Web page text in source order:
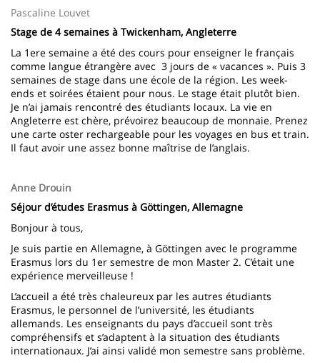
Pascaline Louvet
Stage de 4 semaines à Twickenham, Angleterre
La 1ere semaine a été des cours pour enseigner le français
comme langue étrangère avec 3 jours de « vacances ». Puis 3
semaines de stage dans une école de la région. Les week-
ends et soirées étaient pour nous. Le stage était plutôt bien.
Je n’ai jamais rencontré des étudiants locaux. La vie en
Angleterre est chère, prévoirez beaucoup de monnaie. Prenez
une carte oster rechargeable pour les voyages en bus et train.
Il faut avoir une assez bonne maîtrise de l’anglais.
Anne Drouin
Séjour d’études Erasmus à Göttingen, Allemagne
Bonjour à tous,
Je suis partie en Allemagne, à Göttingen avec le programme
Erasmus lors du 1er semestre de mon Master 2. C’était une
expérience merveilleuse !
L’accueil a été très chaleureux par les autres étudiants
Erasmus, le personnel de l’université, les étudiants
allemands. Les enseignants du pays d’accueil sont très
compréhensifs et s’adaptent à la situation des étudiants
internationaux. J’ai ainsi validé mon semestre sans problème.